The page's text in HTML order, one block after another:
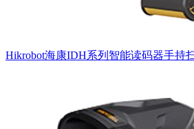
Hikrobot海康IDH系列智能读码器手持